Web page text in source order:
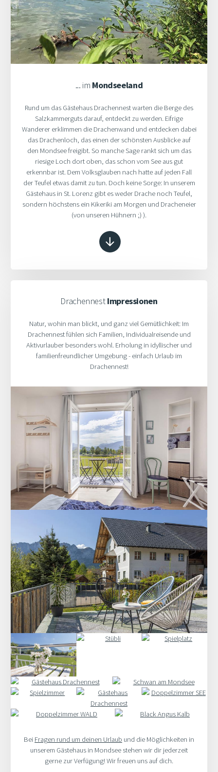
... im Mondseeland
Rund um das Gästehaus Drachennest warten die Berge des
Salzkammerguts darauf, entdeckt zu werden. Eifrige
Wanderer erklimmen die Drachenwand und entdecken dabei
das Drachenloch, das einen der schönsten Ausblicke auf
den Mondsee freigibt. So manche Sage rankt sich um das
riesige Loch dort oben, das schon vom See aus gut
erkennbar ist. Dem Volksglauben nach hatte auf jeden Fall
der Teufel etwas damit zu tun. Doch keine Sorge: In unserem
Gästehaus in St. Lorenz gibt es weder Drache noch Teufel,
sondern höchstens ein Kikeriki am Morgen und Dracheneier
(von unseren Hühnern ;) ).
DrachennestImpressionen
Natur, wohin man blickt, und ganz viel Gemütlichkeit: Im
Drachennest fühlen sich Familien, Individualreisende und
Aktivurlauber besonders wohl. Erholung in idyllischer und
familienfreundlicher Umgebung - einfach Urlaub im
Drachennest!
Bei Fragen rund um deinen Urlaub und die Möglichkeiten in
unserem Gästehaus in Mondsee stehen wir dir jederzeit
gerne zur Verfügung! Wir freuen uns auf dich.